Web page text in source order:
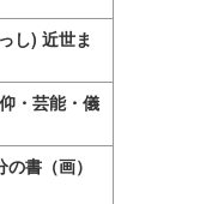
し) 近世ま
・芸能・儀
書（画）